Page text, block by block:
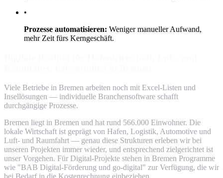
•
Prozesse automatisieren: Weniger manueller Aufwand,
mehr Zeit fürs Kerngeschäft.
Viele Betriebe in Bremen arbeiten noch mit Excel-Listen und
Insellösungen — individuelle Branchensoftware schafft
durchgängige Prozesse.
Bremen liegt in Bremen und hat rund 566.000 Einwohner. Die
lokale Wirtschaft ist geprägt von Hafen, Logistik, Automotive und
Luft- und Raumfahrt — genau diese Strukturen erleben wir bei
unseren Projekten immer wieder, und entsprechend zielgerichtet ist
unser Vorgehen. Für Digital-Projekte stehen in Bremen Programme
wie "BAB Digital-Förderung und go-digital" zur Verfügung, die wir